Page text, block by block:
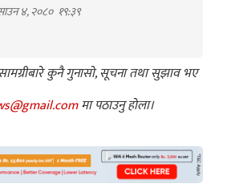
४, २०८० १९:३९
कुनै गुनासो, सूचना तथा सुझाव भए
मा पठाउनु होला।